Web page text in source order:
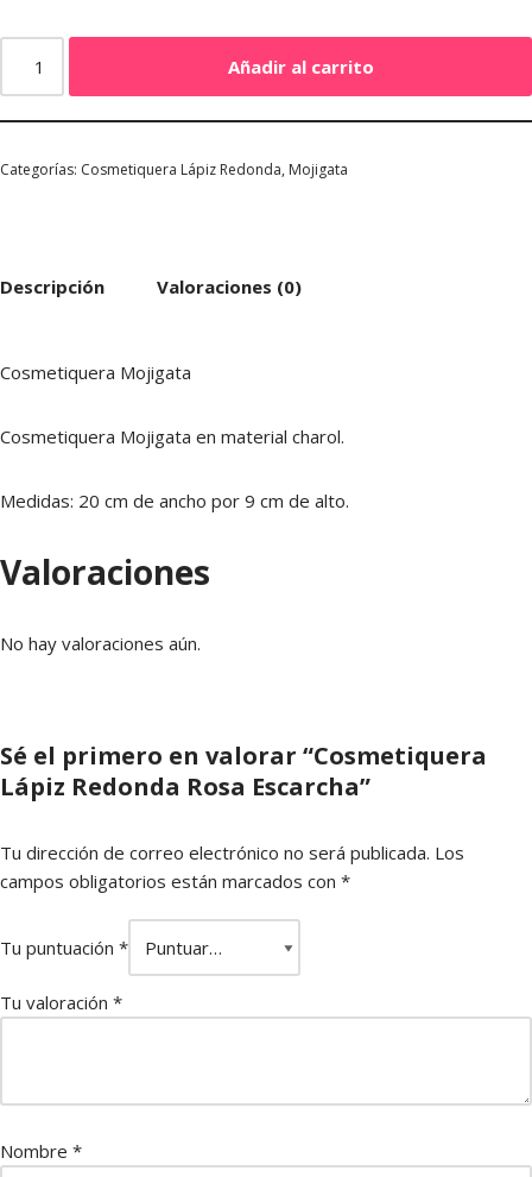
Añadir al carrito
Categorías: Cosmetiquera Lápiz Redonda, Mojigata
Descripción Valoraciones (0)
Cosmetiquera Mojigata
Cosmetiquera Mojigata en material charol.
Medidas: 20 cm de ancho por 9 cm de alto.
Valoraciones
No hay valoraciones aún.
Sé el primero en valorar “Cosmetiquera
Lápiz Redonda Rosa Escarcha”
Tu dirección de correo electrónico no será publicada. Los
campos obligatorios están marcados con *
Tu puntuación *
Tu valoración *
Nombre *